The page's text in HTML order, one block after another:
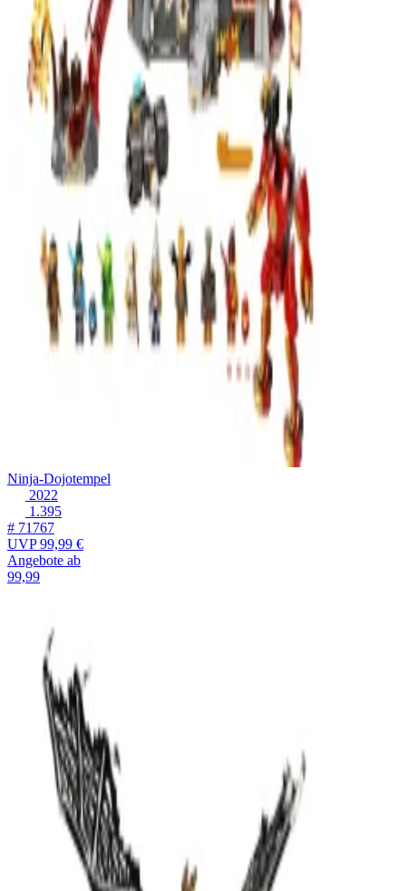
Ninja-Dojotempel
2022
1.395
# 71767
UVP99,99 €
Angebote ab
99,99